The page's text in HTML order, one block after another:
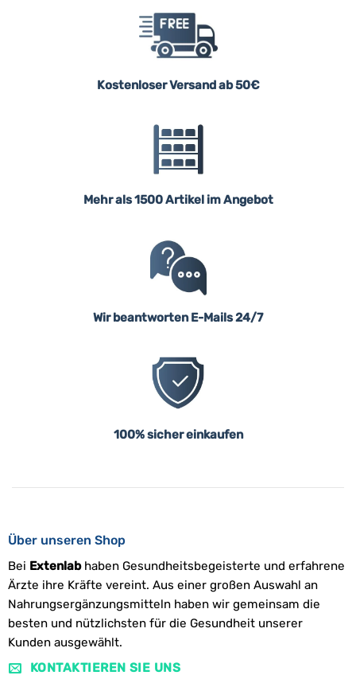
Kostenloser Versand ab 50€
Mehr als 1500 Artikel im Angebot
Wir beantworten E-Mails 24/7
100% sicher einkaufen
Über unseren Shop
Bei Extenlabhaben Gesundheitsbegeisterte und erfahrene
Ärzte ihre Kräfte vereint. Aus einer großen Auswahl an
Nahrungsergänzungsmitteln haben wir gemeinsam die
besten und nützlichsten für die Gesundheit unserer
Kunden ausgewählt.
KONTAKTIEREN SIE UNS